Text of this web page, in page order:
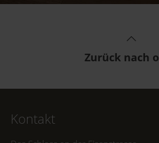
Zurück nach
Kontakt